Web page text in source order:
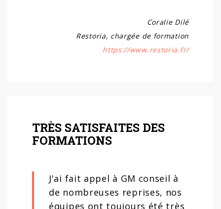
Coralie Dilé
Restoria, chargée de formation
https://www.restoria.fr/
TRÈS SATISFAITES DES
FORMATIONS
J'ai fait appel à GM conseil à
de nombreuses reprises, nos
équipes ont toujours été très